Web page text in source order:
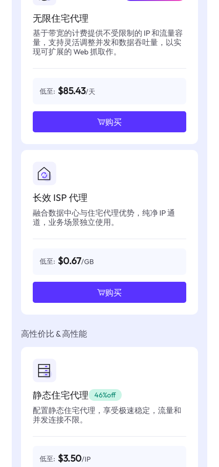
无限住宅代理
基于带宽的计费提供不受限制的 IP 和流量容
量，支持灵活调整并发和数据吞吐量，以实
现可扩展的 Web 抓取作。
低至: $85.43/天
购买
长效 ISP 代理
融合数据中心与住宅代理优势，纯净 IP 通
道，业务场景独立使用。
低至: $0.67/GB
购买
高性价比 & 高性能
静态住宅代理 46%off
配置静态住宅代理，享受极速稳定，流量和
并发连接不限。
低至: $3.50/IP